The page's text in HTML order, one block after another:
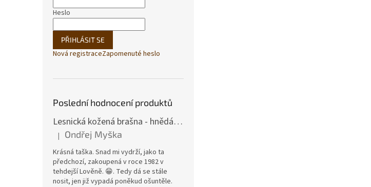
Heslo
PŘIHLÁSIT SE
Nová registraceZapomenuté heslo
Poslední hodnocení produktů
Lesnická kožená brašna - hnědá hovězina
Hodnocení produktu je 5 z 5 hvězdiček.
| Ondřej Myška
Krásná taška. Snad mi vydrží, jako ta
předchozí, zakoupená v roce 1982 v
tehdejší Lověně. 😁. Tedy dá se stále
nosit, jen již vypadá poněkud ošuntěle.